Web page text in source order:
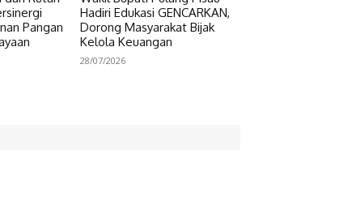
Pangan
Hadiri Edukasi GENCARKAN,
Dorong Masyarakat Bijak
Kelola Keuangan
28/07/2026